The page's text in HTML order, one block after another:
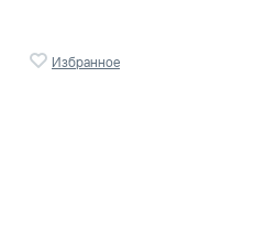
Избранное